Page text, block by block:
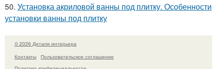
50. Установка акриловой ванны под плитку. Особенности
установки ванны под плитку
© 2026 Детали интерьера
Контакты
Пользовательское соглашение